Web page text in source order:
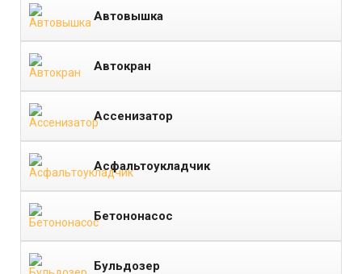
Автовышка
Автокран
Ассенизатор
Асфальтоукладчик
Бетононасос
Бульдозер